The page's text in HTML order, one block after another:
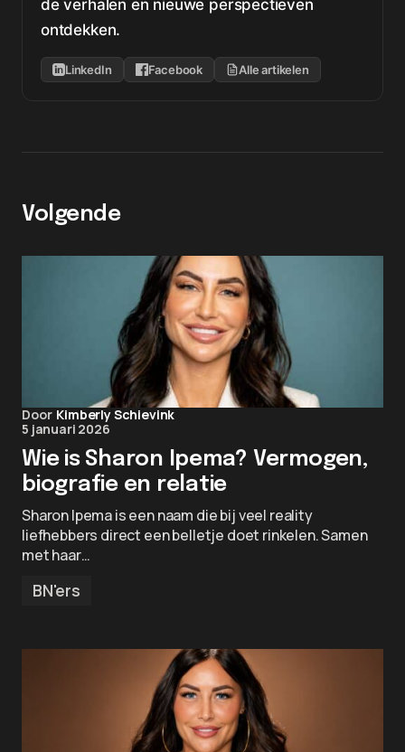
de verhalen en nieuwe perspectieven
ontdekken.
LinkedIn Facebook Alle artikelen
Volgende
Door Kimberly Schievink
5 januari 2026
Wie is Sharon Ipema? Vermogen,
biografie en relatie
Sharon Ipema is een naam die bij veel reality
liefhebbers direct een belletje doet rinkelen. Samen
met haar…
BN'ers